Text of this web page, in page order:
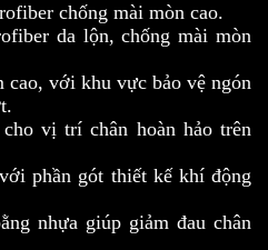
chống mài mòn cao.
da lộn, chống mài mòn
cao, với khu vực bảo vệ ngón
vị trí chân hoàn hảo trên
phần gót thiết kế khí động
nhựa giúp giảm đau chân